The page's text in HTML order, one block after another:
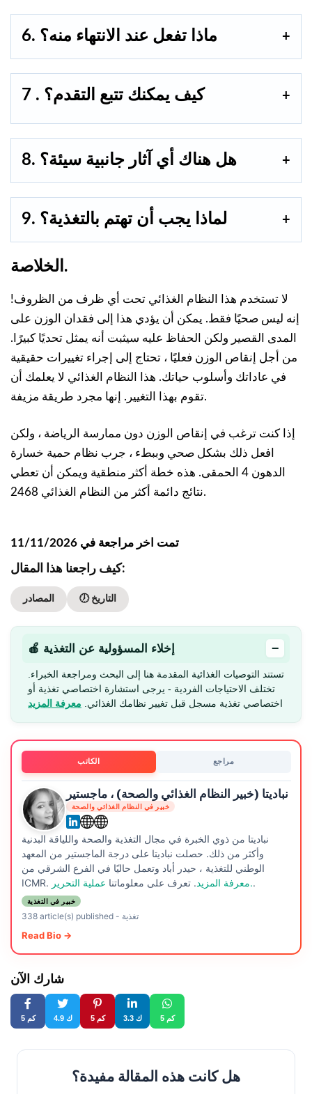
6. ماذا تفعل عند الانتهاء منه؟
7 . كيف يمكنك تتبع التقدم؟
8. هل هناك أي آثار جانبية سيئة؟
9. لماذا يجب أن تهتم بالتغذية؟
الخلاصة.
لا تستخدم هذا النظام الغذائي تحت أي ظرف من الظروف!
إنه ليس صحيًا فقط. يمكن أن يؤدي هذا إلى فقدان الوزن على
المدى القصير ولكن الحفاظ عليه سيثبت أنه يمثل تحديًا كبيرًا.
من أجل إنقاص الوزن فعليًا ، تحتاج إلى إجراء تغييرات حقيقية
في عاداتك وأسلوب حياتك. هذا النظام الغذائي لا يعلمك أن
تقوم بهذا التغيير. إنها مجرد طريقة مزيفة.
إذا كنت ترغب في إنقاص الوزن دون ممارسة الرياضة ، ولكن
افعل ذلك بشكل صحي وببطء ، جرب نظام حمية خسارة
الدهون 4 الحمقى. هذه خطة أكثر منطقية ويمكن أن تعطي
نتائج دائمة أكثر من النظام الغذائي 2468.
تمت اخر مراجعة في 11/11/2026
كيف راجعنا هذا المقال:
المصادر 🕖 التاريخ
🍎 إخلاء المسؤولية عن التغذية −
تستند التوصيات الغذائية المقدمة هنا إلى البحث ومراجعة الخبراء.
تختلف الاحتياجات الفردية - يرجى استشارة اختصاصي تغذية أو
اختصاصي تغذية مسجل قبل تغيير نظامك الغذائي. معرفة المزيد
الكاتب مراجع
نباديتا (خبير النظام الغذائي والصحة) ، ماجستير
خبير في النظام الغذائي والصحة
نباديتا من ذوي الخبرة في مجال التغذية والصحة واللياقة البدنية
وأكثر من ذلك. حصلت نباديتا على درجة الماجستير من المعهد
الوطني للتغذية ، حيدر أباد وتعمل حاليًا في الفرع الشرقي من
ICMR.
معرفة المزيد. تعرف على معلوماتنا عملية التحرير..
خبير في التغذية
338 article(s) published- تغذية
Read Bio →
شارك الآن
5 كم 4.9 ك 5 كم 3.3 ك 5 كم
هل كانت هذه المقالة مفيدة؟